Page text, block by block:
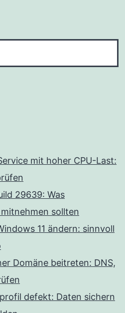
mit hoher CPU-Last:
29639: Was
sollten
11 ändern: sinnvoll
Domäne beitreten: DNS,
defekt: Daten sichern